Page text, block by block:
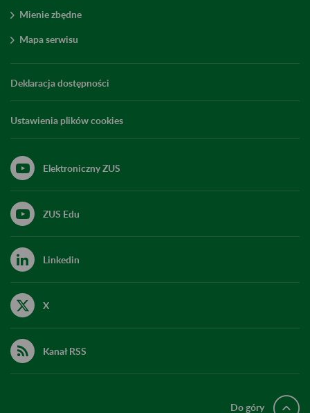
Mienie zbędne
Mapa serwisu
Deklaracja dostępności
Ustawienia plików cookies
Elektroniczny ZUS
ZUS Edu
Linkedin
X
Kanał RSS
Do góry